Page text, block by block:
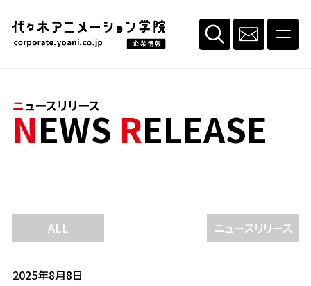
ニュースリリース
NEWS RELEASE
ALL ニュースリリース
2025年8月8日